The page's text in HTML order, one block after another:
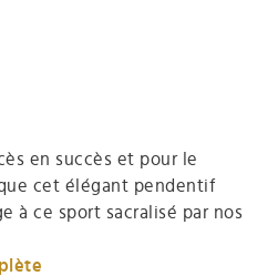
en succès et pour le
cet élégant pendentif
à ce sport sacralisé par nos